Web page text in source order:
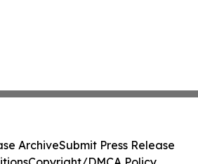
ArchiveSubmit Press Release